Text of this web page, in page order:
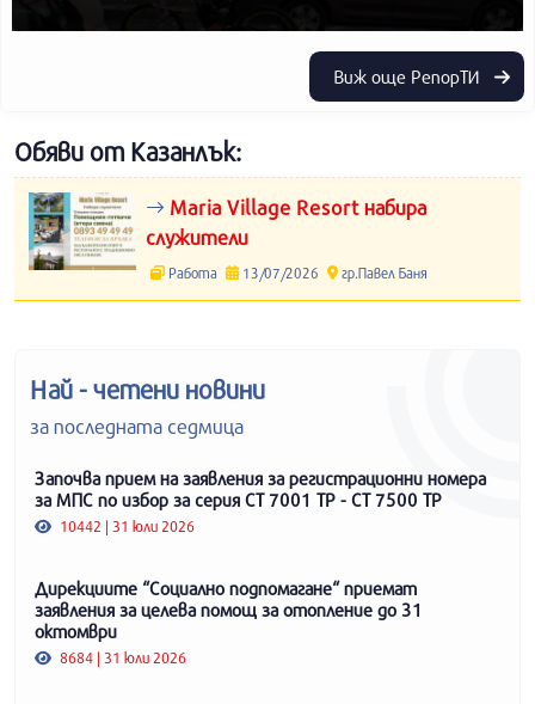
Виж още РепорТИ
Обяви от Казанлък:
Maria Village Resort набира
служители
Работа 13/07/2026 гр.Павел Баня
Най - четени новини
за последната седмица
Започва прием на заявления за регистрационни номера
за МПС по избор за серия СТ 7001 ТР - СТ 7500 ТР
10442 | 31 юли 2026
Дирекциите “Социално подпомагане“ приемат
заявления за целева помощ за отопление до 31
октомври
8684 | 31 юли 2026